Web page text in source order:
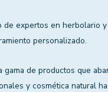
de expertos en herbolario
personalizado.
gama de productos que
y cosmética natural